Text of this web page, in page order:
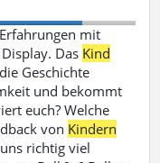
mit
Das Kind
Geschichte
und bekommt
euch? Welche
von Kindern
richtig viel